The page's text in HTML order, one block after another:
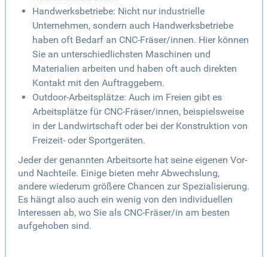
Handwerksbetriebe: Nicht nur industrielle
Unternehmen, sondern auch Handwerksbetriebe
haben oft Bedarf an CNC-Fräser/innen. Hier können
Sie an unterschiedlichsten Maschinen und
Materialien arbeiten und haben oft auch direkten
Kontakt mit den Auftraggebern.
Outdoor-Arbeitsplätze: Auch im Freien gibt es
Arbeitsplätze für CNC-Fräser/innen, beispielsweise
in der Landwirtschaft oder bei der Konstruktion von
Freizeit- oder Sportgeräten.
Jeder der genannten Arbeitsorte hat seine eigenen Vor-
und Nachteile. Einige bieten mehr Abwechslung,
andere wiederum größere Chancen zur Spezialisierung.
Es hängt also auch ein wenig von den individuellen
Interessen ab, wo Sie als CNC-Fräser/in am besten
aufgehoben sind.